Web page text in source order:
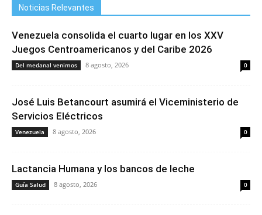
Noticias Relevantes
Venezuela consolida el cuarto lugar en los XXV
Juegos Centroamericanos y del Caribe 2026
Del medanal venimos 8 agosto, 2026 0
José Luis Betancourt asumirá el Viceministerio de
Servicios Eléctricos
Venezuela 8 agosto, 2026 0
Lactancia Humana y los bancos de leche
Guía Salud 8 agosto, 2026 0